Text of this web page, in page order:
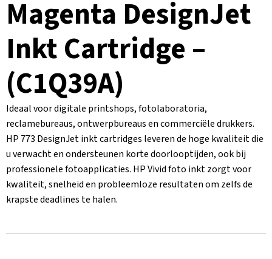
Magenta DesignJet
Inkt Cartridge –
(C1Q39A)
Ideaal voor digitale printshops, fotolaboratoria,
reclamebureaus, ontwerpbureaus en commerciële drukkers.
HP 773 DesignJet inkt cartridges leveren de hoge kwaliteit die
u verwacht en ondersteunen korte doorlooptijden, ook bij
professionele fotoapplicaties. HP Vivid foto inkt zorgt voor
kwaliteit, snelheid en probleemloze resultaten om zelfs de
krapste deadlines te halen.